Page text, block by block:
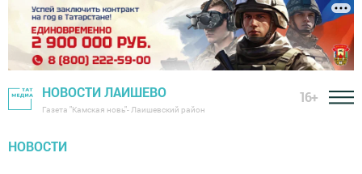
НОВОСТИ ЛАИШЕВО
Газета "Камская новь"- Лаишевский район
16+
НОВОСТИ